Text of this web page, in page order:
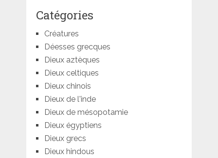
Catégories
Créatures
Déesses grecques
Dieux aztèques
Dieux celtiques
Dieux chinois
Dieux de l'inde
Dieux de mésopotamie
Dieux égyptiens
Dieux grecs
Dieux hindous